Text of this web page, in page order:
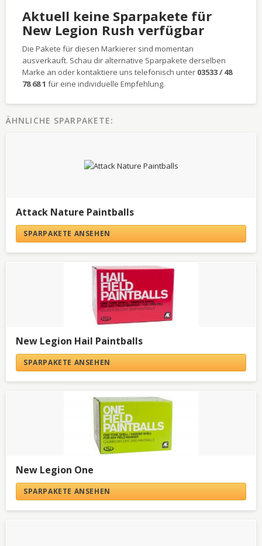
Aktuell keine Sparpakete für
New Legion Rush verfügbar
Die Pakete für diesen Markierer sind momentan
ausverkauft. Schau dir alternative Sparpakete derselben
Marke an oder kontaktiere uns telefonisch unter 03533 / 48
78 68 1 für eine individuelle Empfehlung.
ÄHNLICHE SPARPAKETE:
Attack Nature Paintballs
SPARPAKETE ANSEHEN
New Legion Hail Paintballs
SPARPAKETE ANSEHEN
New Legion One
SPARPAKETE ANSEHEN